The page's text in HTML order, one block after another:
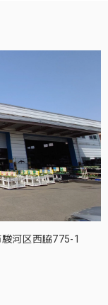
河区西脇775-1